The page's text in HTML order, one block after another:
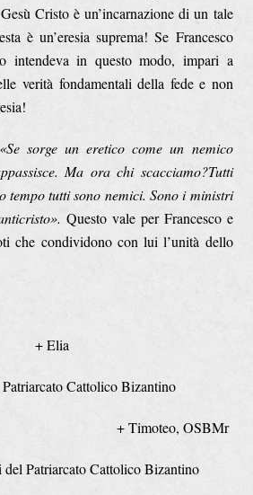
Cristo è un’incarnazione di un tale
è un’eresia suprema! Se Francesco
intendeva in questo modo, impari a
verità fondamentali della fede e non
«Se sorge un eretico come un nemico
Ma ora chi scacciamo?Tutti
tempo tutti sono nemici. Sono i ministri
Questo vale per Francesco e
che condividono con lui l’unità dello
+ Elia
Cattolico Bizantino
+ Timoteo, OSBMr
del Patriarcato Cattolico Bizantino